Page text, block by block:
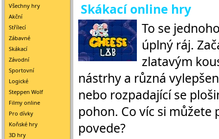
Všechny hry
Akční
Střílecí
Zábavné
Skákací
Závodní
Sportovní
Logické
Steppen Wolf
Filmy online
Pro dívky
Koňské hry
3D hry
Skákací online hry
To se
úplný ráj.
zlatavým
nástrhy a různá
nebo rozpadající se
pohon. Co víc si můžete
povede?